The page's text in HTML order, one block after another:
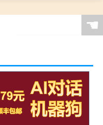
☚